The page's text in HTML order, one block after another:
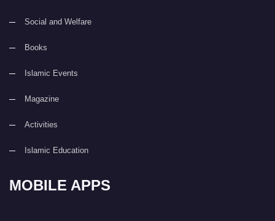
Social and Welfare
Books
Islamic Events
Magazine
Activities
Islamic Education
MOBILE APPS